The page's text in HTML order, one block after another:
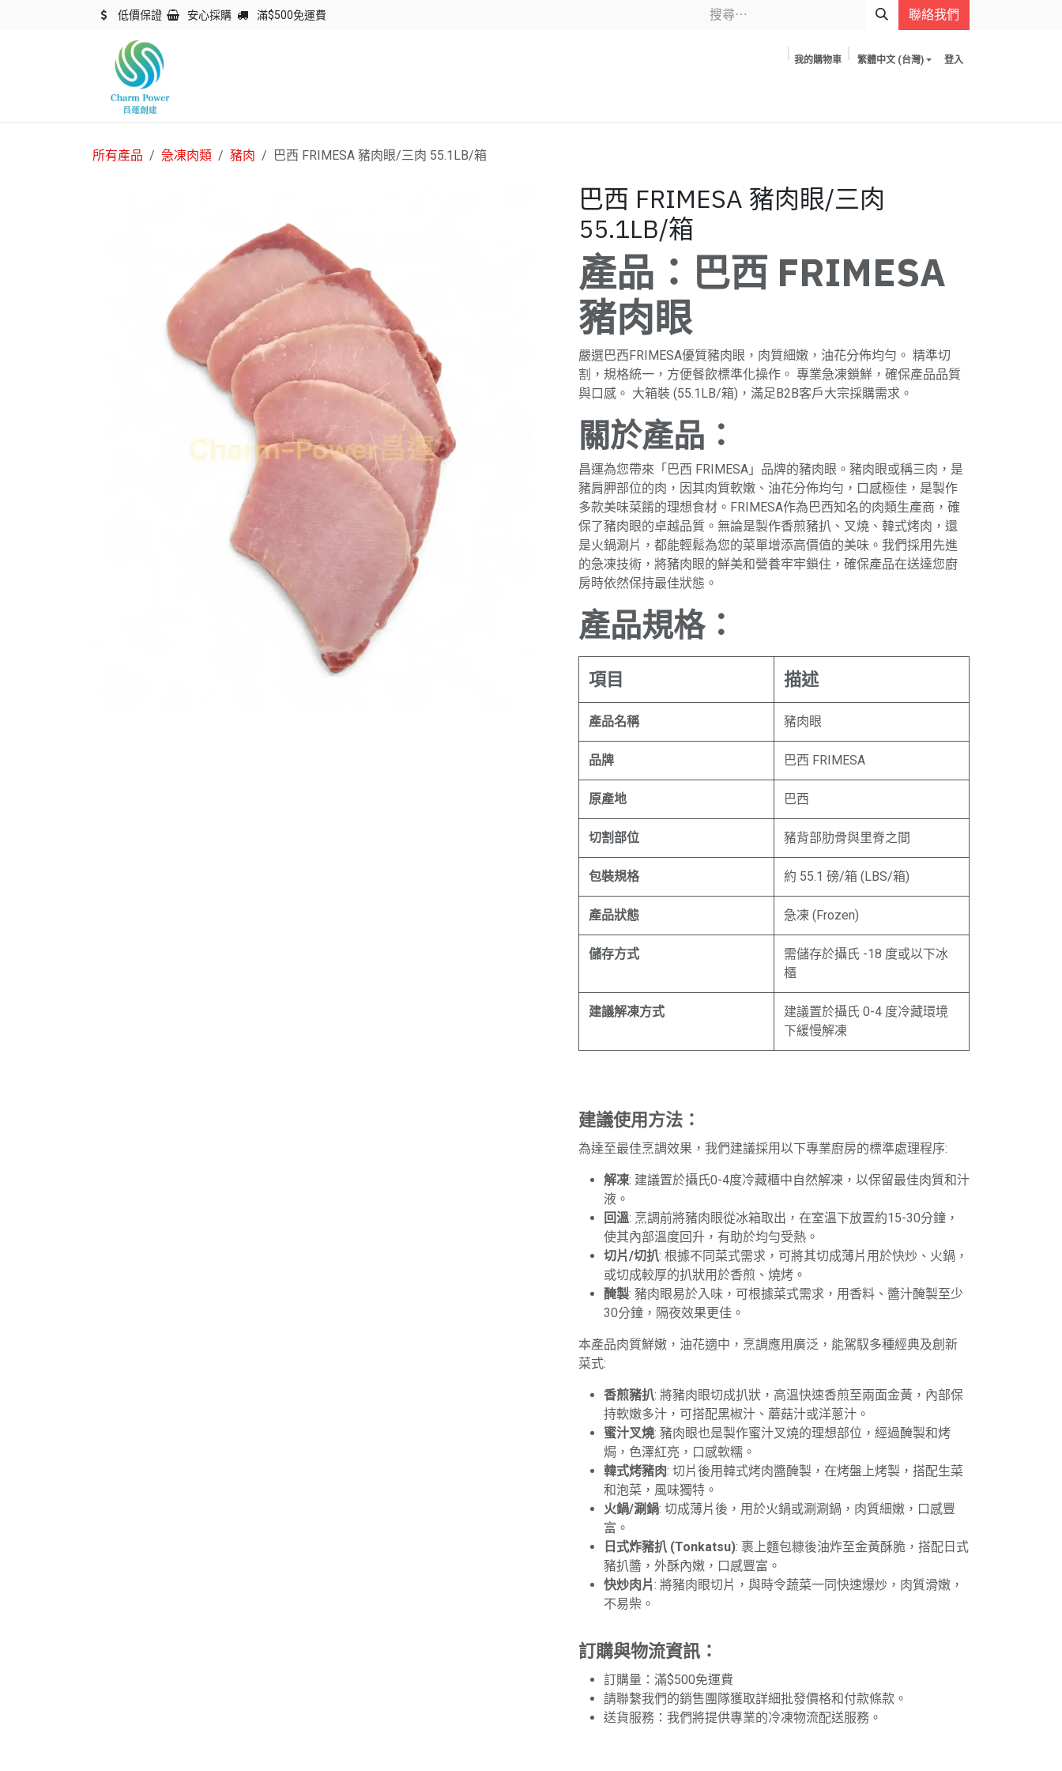
低價保證 安心採購 滿$500免運費 聯絡我們
我的購物車 繁體中文 (台灣) 登入
所有產品 急凍肉類 豬肉 巴西 FRIMESA 豬肉眼/三肉 55.1LB/箱
巴西 FRIMESA 豬肉眼/三肉
55.1LB/箱
產品：巴西 FRIMESA
豬肉眼
嚴選巴西FRIMESA優質豬肉眼，肉質細嫩，油花分佈均勻。 精準切
割，規格統一，方便餐飲標準化操作。 專業急凍鎖鮮，確保產品品質
與口感。 大箱裝 (55.1LB/箱)，滿足B2B客戶大宗採購需求。
關於產品：
昌運為您帶來「巴西 FRIMESA」品牌的豬肉眼。豬肉眼或稱三肉，是
豬肩胛部位的肉，因其肉質軟嫩、油花分佈均勻，口感極佳，是製作
多款美味菜餚的理想食材。FRIMESA作為巴西知名的肉類生產商，確
保了豬肉眼的卓越品質。無論是製作香煎豬扒、叉燒、韓式烤肉，還
是火鍋涮片，都能輕鬆為您的菜單增添高價值的美味。我們採用先進
的急凍技術，將豬肉眼的鮮美和營養牢牢鎖住，確保產品在送達您廚
房時依然保持最佳狀態。
產品規格：
項目 描述
產品名稱 豬肉眼
品牌 巴西 FRIMESA
原產地 巴西
切割部位 豬背部肋骨與里脊之間
包裝規格 約 55.1 磅/箱 (LBS/箱)
產品狀態 急凍 (Frozen)
儲存方式
需儲存於攝氏 -18 度或以下冰
櫃
建議解凍方式
建議置於攝氏 0-4 度冷藏環境
下緩慢解凍
建議使用方法：
為達至最佳烹調效果，我們建議採用以下專業廚房的標準處理程序:
解凍: 建議置於攝氏0-4度冷藏櫃中自然解凍，以保留最佳肉質和汁
液。
回溫: 烹調前將豬肉眼從冰箱取出，在室溫下放置約15-30分鐘，
使其內部溫度回升，有助於均勻受熱。
切片/切扒: 根據不同菜式需求，可將其切成薄片用於快炒、火鍋，
或切成較厚的扒狀用於香煎、燒烤。
醃製: 豬肉眼易於入味，可根據菜式需求，用香料、醬汁醃製至少
30分鐘，隔夜效果更佳。
本產品肉質鮮嫩，油花適中，烹調應用廣泛，能駕馭多種經典及創新
菜式:
香煎豬扒: 將豬肉眼切成扒狀，高溫快速香煎至兩面金黃，內部保
持軟嫩多汁，可搭配黑椒汁、蘑菇汁或洋蔥汁。
蜜汁叉燒: 豬肉眼也是製作蜜汁叉燒的理想部位，經過醃製和烤
焗，色澤紅亮，口感軟糯。
韓式烤豬肉: 切片後用韓式烤肉醬醃製，在烤盤上烤製，搭配生菜
和泡菜，風味獨特。
火鍋/涮鍋: 切成薄片後，用於火鍋或涮涮鍋，肉質細嫩，口感豐
富。
日式炸豬扒 (Tonkatsu): 裹上麵包糠後油炸至金黃酥脆，搭配日式
豬扒醬，外酥內嫩，口感豐富。
快炒肉片: 將豬肉眼切片，與時令蔬菜一同快速爆炒，肉質滑嫩，
不易柴。
訂購與物流資訊：
訂購量：滿$500免運費
請聯繫我們的銷售團隊獲取詳細批發價格和付款條款。
送貨服務：我們將提供專業的冷凍物流配送服務。